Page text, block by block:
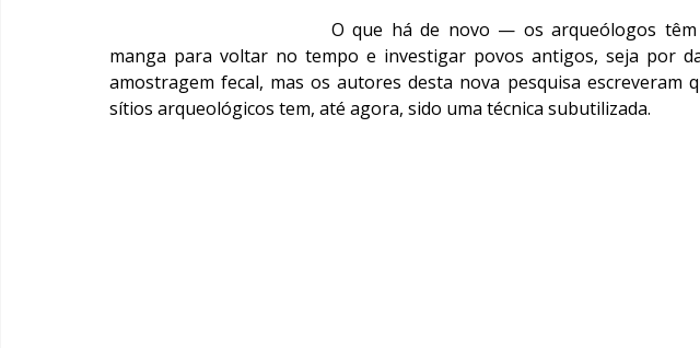
O que há de novo — os arqueólogos
manga para voltar no tempo e investigar povos antigos, seja por
amostragem fecal, mas os autores desta nova pesquisa escreveram
sítios arqueológicos tem, até agora, sido uma técnica subutilizada.